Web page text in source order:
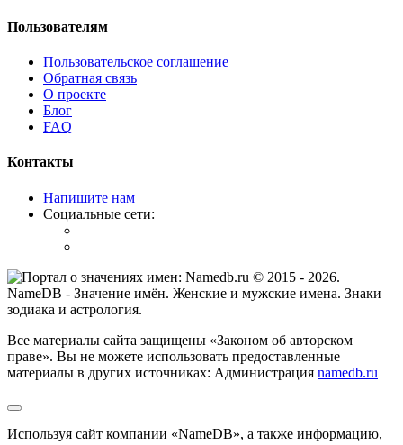
Пользователям
Пользовательское соглашение
Обратная связь
О проекте
Блог
FAQ
Контакты
Напишите нам
Социальные сети:
© 2015 - 2026.
NameDB - Значение имён. Женские и мужские имена. Знаки
зодиака и астрология.
Все материалы сайта защищены «Законом об авторском
праве». Вы не можете использовать предоставленные
материалы в других источниках: Администрация namedb.ru
Используя сайт компании «NameDB», а также информацию,